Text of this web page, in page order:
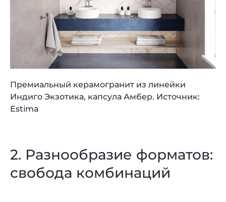
Премиальный керамогранит из линейки
Индиго Экзотика, капсула Амбер. Источник:
Estima
2. Разнообразие форматов:
свобода комбинаций